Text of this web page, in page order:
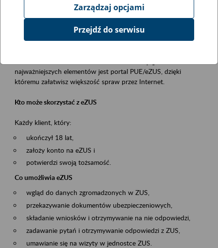
Opis wydarzenia
Platforma Usług Elektronicznych ZUS eZUS
najważniejszych elementów jest portal PUE/eZUS, dzięki
któremu załatwisz większość spraw przez Internet.
Kto może skorzystać z eZUS
Każdy klient, który:
ukończył 18 lat,
założy konto na eZUS i
potwierdzi swoją tożsamość.
Co umożliwia eZUS
wgląd do danych zgromadzonych w ZUS,
przekazywanie dokumentów ubezpieczeniowych,
składanie wniosków i otrzymywanie na nie odpowiedzi,
zadawanie pytań i otrzymywanie odpowiedzi z ZUS,
umawianie się na wizyty w jednostce ZUS.
Zarządzaj opcjami
Przejdź do serwisu